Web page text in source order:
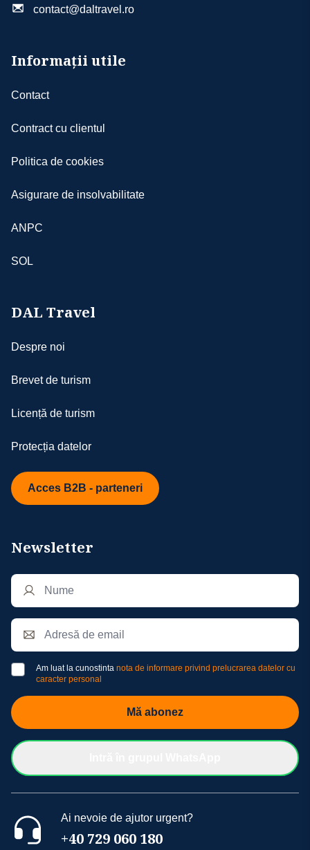
contact@daltravel.ro
Informații utile
Contact
Contract cu clientul
Politica de cookies
Asigurare de insolvabilitate
ANPC
SOL
DAL Travel
Despre noi
Brevet de turism
Licență de turism
Protecția datelor
Acces B2B - parteneri
Newsletter
Am luat la cunostinta nota de informare privind prelucrarea datelor cu
caracter personal
Mă abonez
Ai nevoie de ajutor urgent?
+40 729 060 180